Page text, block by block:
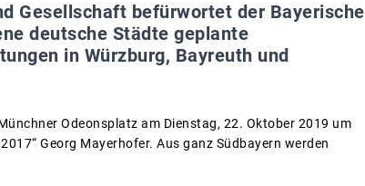
Gesellschaft befürwortet der Bayerische
deutsche Städte geplante
in Würzburg, Bayreuth und
Odeonsplatz am Dienstag, 22. Oktober 2019 um
Georg Mayerhofer. Aus ganz Südbayern werden